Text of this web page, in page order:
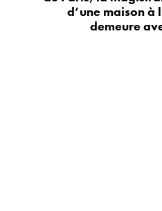
d’une maison à
demeure